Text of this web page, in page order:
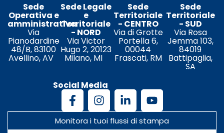
Sede
Operativa e
amministrativa
Via
Pianodardine
48/B, 83100
Avellino, AV
Sede Legale
e
Territoriale
- NORD
Via Victor
Hugo 2, 20123
Milano, MI
Sede
Territoriale
- CENTRO
Via di Grotte
Portella 6,
00044
Frascati, RM
Sede
Territoriale
- SUD
Via Rosa
Jemma 103,
84019
Battipaglia,
SA
Social Media
Monitora i tuoi flussi di stampa